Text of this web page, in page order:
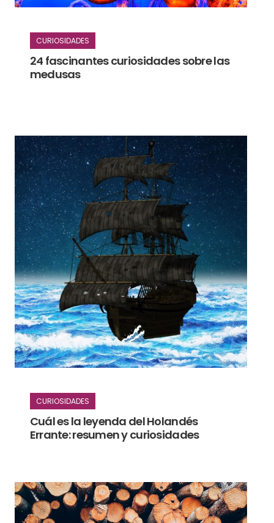
CURIOSIDADES
24 fascinantes curiosidades sobre las
medusas
CURIOSIDADES
Cuál es la leyenda del Holandés
Errante: resumen y curiosidades